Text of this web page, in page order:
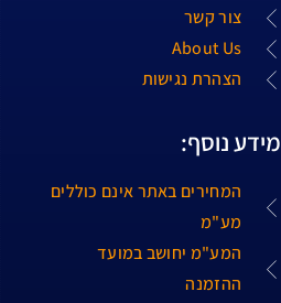
צור קשר
About Us
הצהרת נגישות
מידע נוסף:
המחירים באתר אינם כוללים
מע"מ
המע"מ יחושב במועד
ההזמנה